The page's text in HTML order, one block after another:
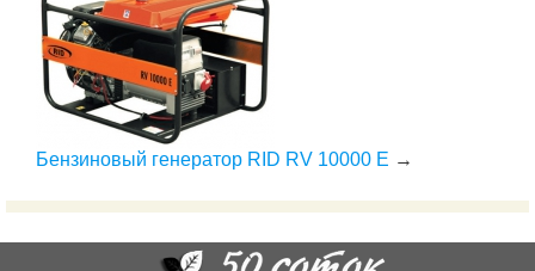
Бензиновый генератор RID RV 10000 E →